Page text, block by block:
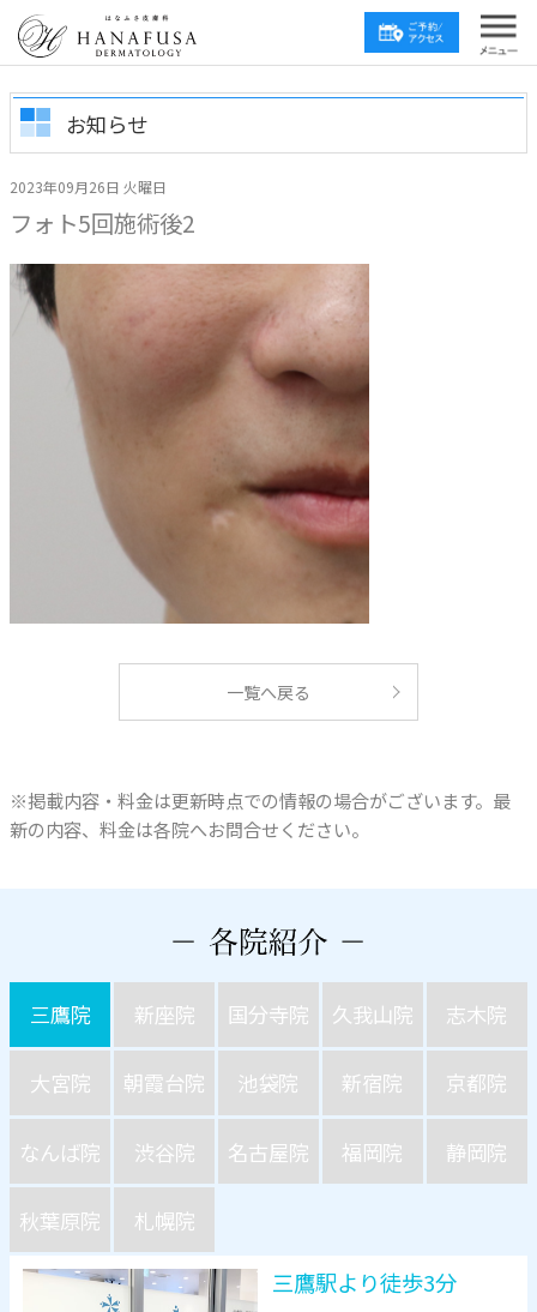
お知らせ
2023年09月26日 火曜日
フォト5回施術後2
一覧へ戻る
※掲載内容・料金は更新時点での情報の場合がございます。最
新の内容、料金は各院へお問合せください。
三鷹院 新座院 国分寺院 久我山院 志木院
大宮院 朝霞台院 池袋院 新宿院 京都院
なんば院 渋谷院 名古屋院 福岡院 静岡院
秋葉原院 札幌院
三鷹駅より徒歩3分